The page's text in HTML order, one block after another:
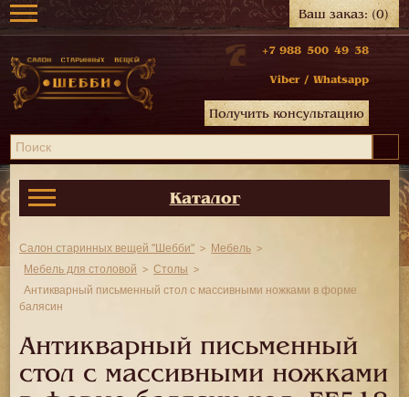
Ваш заказ:(0)
+7 988 500 49 38
Viber / Whatsapp
Получить консультацию
Каталог
Салон старинных вещей "Шебби"
Мебель
Мебель для столовой
Столы
Антикварный письменный стол с массивными ножками в форме
балясин
Антикварный письменный
стол с массивными ножками